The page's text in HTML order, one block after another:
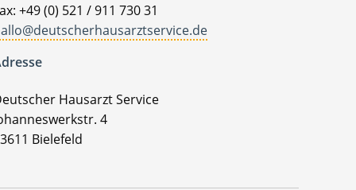
+49 (0) 521 / 911 730 31
Hausarzt Service
4
Bielefeld